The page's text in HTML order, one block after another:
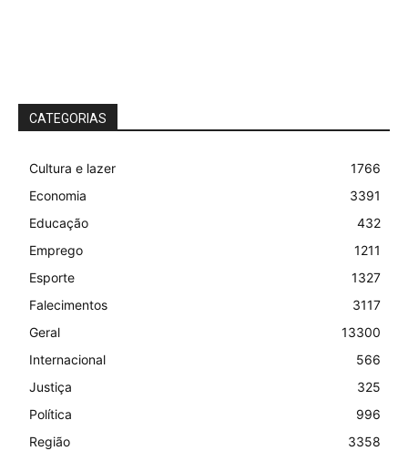
CATEGORIAS
Cultura e lazer
1766
Economia
3391
Educação
432
Emprego
1211
Esporte
1327
Falecimentos
3117
Geral
13300
Internacional
566
Justiça
325
Política
996
Região
3358